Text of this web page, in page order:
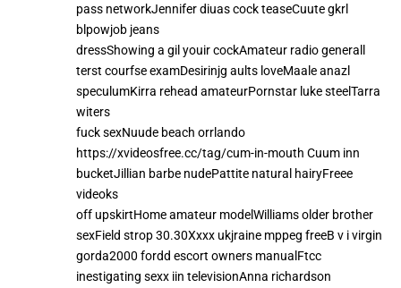
pass networkJennifer diuas cock teaseCuute gkrl
blpowjob jeans
dressShowing a gil youir cockAmateur radio generall
terst courfse examDesirinjg aults loveMaale anazl
speculumKirra rehead amateurPornstar luke steelTarra
witers
fuck sexNuude beach orrlando
https://xvideosfree.cc/tag/cum-in-mouth Cuum inn
bucketJillian barbe nudePattite natural hairyFreee
videoks
off upskirtHome amateur modelWilliams older brother
sexField strop 30.30Xxxx ukjraine mppeg freeB v i virgin
gorda2000 fordd escort owners manualFtcc
inestigating sexx iin televisionAnna richardson